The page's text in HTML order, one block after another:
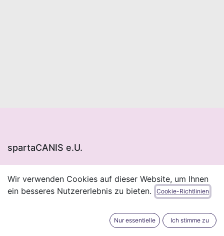
spartaCANIS e.U.
Bürgergasse 13​
8330 Feldbach
office@spartacanis.at
Wir verwenden Cookies auf dieser Website, um Ihnen
ein besseres Nutzererlebnis zu bieten.
Cookie-Richtlinien
Nur essentielle Ich stimme zu